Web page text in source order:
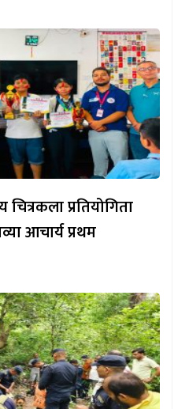
प्रतियोगिता
आचार्य प्रथम